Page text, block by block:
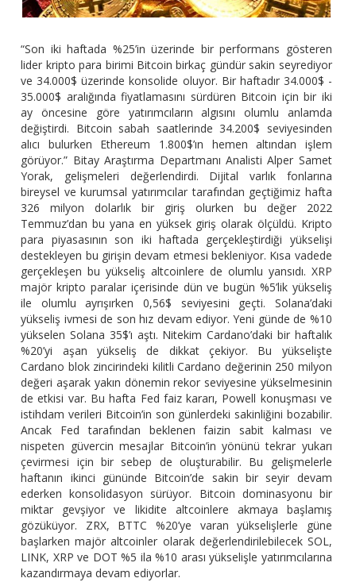
“Son iki haftada %25’in üzerinde bir performans gösteren
lider kripto para birimi Bitcoin birkaç gündür sakin seyrediyor
ve 34.000$ üzerinde konsolide oluyor. Bir haftadır 34.000$ -
35.000$ aralığında fiyatlamasını sürdüren Bitcoin için bir iki
ay öncesine göre yatırımcıların algısını olumlu anlamda
değiştirdi. Bitcoin sabah saatlerinde 34.200$ seviyesinden
alıcı bulurken Ethereum 1.800$’ın hemen altından işlem
görüyor.” Bitay Araştırma Departmanı Analisti Alper Samet
Yorak, gelişmeleri değerlendirdi. Dijital varlık fonlarına
bireysel ve kurumsal yatırımcılar tarafından geçtiğimiz hafta
326 milyon dolarlık bir giriş olurken bu değer 2022
Temmuz’dan bu yana en yüksek giriş olarak ölçüldü. Kripto
para piyasasının son iki haftada gerçekleştirdiği yükselişi
destekleyen bu girişin devam etmesi bekleniyor. Kısa vadede
gerçekleşen bu yükseliş altcoinlere de olumlu yansıdı. XRP
majör kripto paralar içerisinde dün ve bugün %5’lik yükseliş
ile olumlu ayrışırken 0,56$ seviyesini geçti. Solana’daki
yükseliş ivmesi de son hız devam ediyor. Yeni günde de %10
yükselen Solana 35$’ı aştı. Nitekim Cardano’daki bir haftalık
%20’yi aşan yükseliş de dikkat çekiyor. Bu yükselişte
Cardano blok zincirindeki kilitli Cardano değerinin 250 milyon
değeri aşarak yakın dönemin rekor seviyesine yükselmesinin
de etkisi var. Bu hafta Fed faiz kararı, Powell konuşması ve
istihdam verileri Bitcoin’in son günlerdeki sakinliğini bozabilir.
Ancak Fed tarafından beklenen faizin sabit kalması ve
nispeten güvercin mesajlar Bitcoin’in yönünü tekrar yukarı
çevirmesi için bir sebep de oluşturabilir. Bu gelişmelerle
haftanın ikinci gününde Bitcoin’de sakin bir seyir devam
ederken konsolidasyon sürüyor. Bitcoin dominasyonu bir
miktar gevşiyor ve likidite altcoinlere akmaya başlamış
gözüküyor. ZRX, BTTC %20’ye varan yükselişlerle güne
başlarken majör altcoinler olarak değerlendirilebilecek SOL,
LINK, XRP ve DOT %5 ila %10 arası yükselişle yatırımcılarına
kazandırmaya devam ediyorlar.